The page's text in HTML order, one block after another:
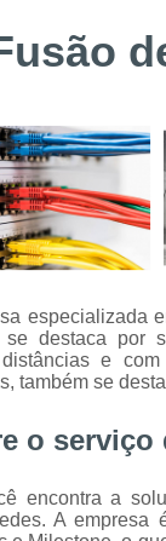
de
especializada
se destaca por
e
também se
o
encontra a
A empresa